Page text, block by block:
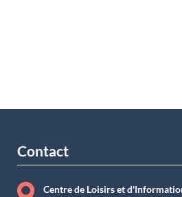
Contact
Centre de Loisirs et